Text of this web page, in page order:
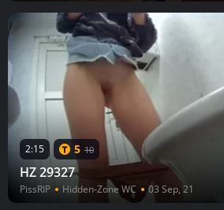
2:15 5 10
HZ 29327
PissRIP Hidden-Zone WC 03 Sep, 21